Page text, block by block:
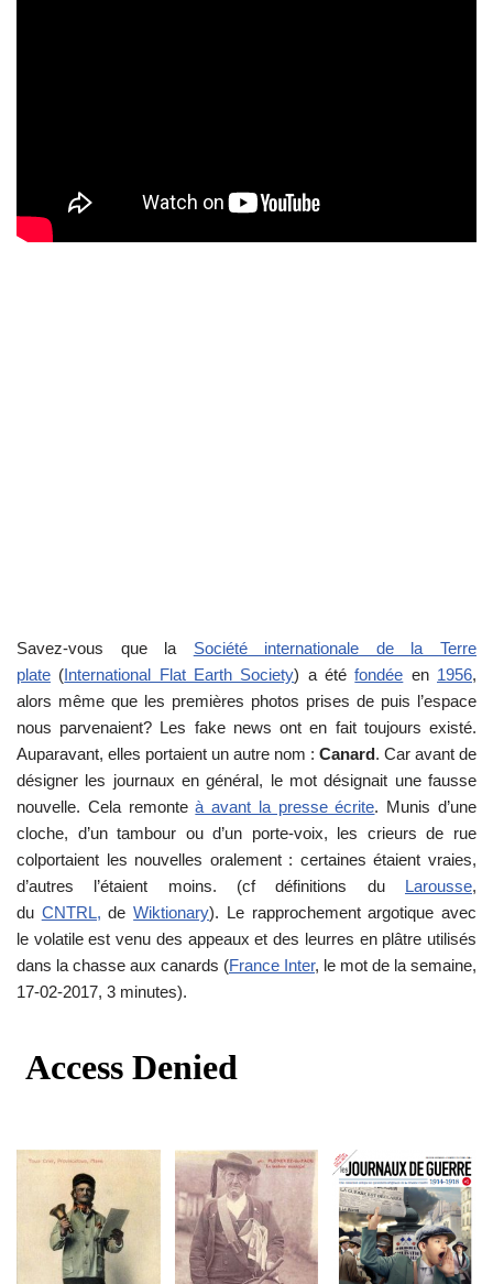
Savez-vous que la Société internationale de la Terre
plate (International Flat Earth Society) a étéfondée en 1956,
alors même que les premières photos prises de puis l’espace
nous parvenaient? Les fake news ont en fait toujours existé.
Auparavant, elles portaient un autre nom : Canard. Car avant de
désigner les journaux en général, le mot désignait une fausse
nouvelle. Cela remonteà avant la presse écrite. Munis d’une
cloche, d’un tambour ou d’un porte-voix, les crieurs de rue
colportaient les nouvelles oralement : certaines étaient vraies,
d’autres l’étaient moins. (cf définitions du Larousse,
du CNTRL, deWiktionary). Le rapprochement argotique avec
le volatile est venu des appeaux et des leurres en plâtre utilisés
dans la chasse aux canards (France Inter, le mot de la semaine,
17-02-2017, 3 minutes).